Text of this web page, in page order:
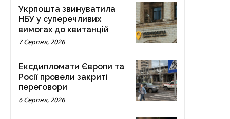
Укрпошта звинуватила
НБУ у суперечливих
вимогах до квитанцій
7 Серпня, 2026
Ексдипломати Європи та
Росії провели закриті
переговори
6 Серпня, 2026